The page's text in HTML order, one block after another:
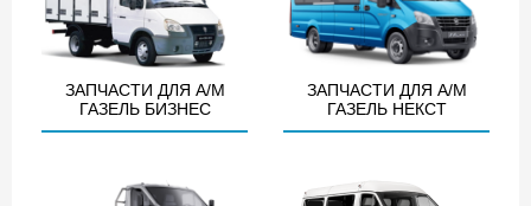
ЗАПЧАСТИ ДЛЯ А/М
ГАЗЕЛЬ БИЗНЕС
ЗАПЧАСТИ ДЛЯ А/М
ГАЗЕЛЬ НЕКСТ